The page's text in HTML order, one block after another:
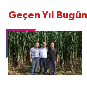
Geçen Yıl Bugün